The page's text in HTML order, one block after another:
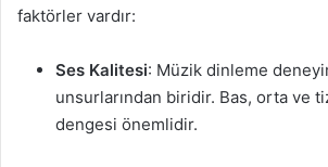
faktörler vardır:
Ses Kalitesi: Müzik dinleme
unsurlarından biridir. Bas, orta ve
dengesi önemlidir.